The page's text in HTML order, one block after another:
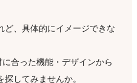
ど、具体的にイメージできな
合った機能・デザインから
探してみませんか。